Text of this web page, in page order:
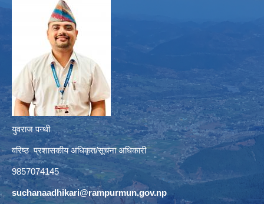
युवराज पन्थी
वरिष्ठ प्रशासकीय अधिकृत/सूचना अधिकारी
9857074145
suchanaadhikari@rampurmun.gov.np